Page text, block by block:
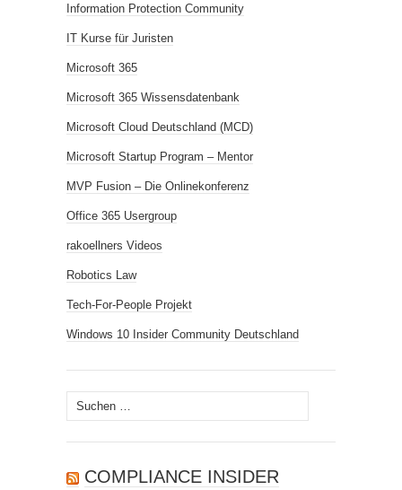
Information Protection Community
IT Kurse für Juristen
Microsoft 365
Microsoft 365 Wissensdatenbank
Microsoft Cloud Deutschland (MCD)
Microsoft Startup Program – Mentor
MVP Fusion – Die Onlinekonferenz
Office 365 Usergroup
rakoellners Videos
Robotics Law
Tech-For-People Projekt
Windows 10 Insider Community Deutschland
Suchen
nach:
COMPLIANCE INSIDER